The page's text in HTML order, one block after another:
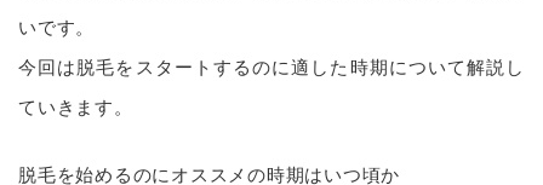
いです。
今回は脱毛をスタートするのに適した時期について解説し
ていきます。
脱毛を始めるのにオススメの時期はいつ頃か